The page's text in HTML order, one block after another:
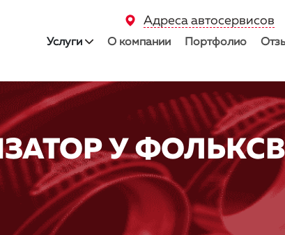
Адреса автосервисов
Услуги О компании Портфолио
У